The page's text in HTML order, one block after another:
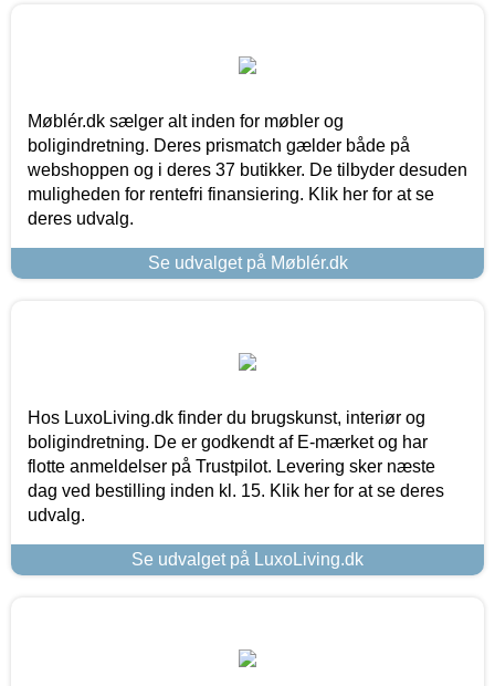
Møblér.dk sælger alt inden for møbler og
boligindretning. Deres prismatch gælder både på
webshoppen og i deres 37 butikker. De tilbyder desuden
muligheden for rentefri finansiering. Klik her for at se
deres udvalg.
Se udvalget på Møblér.dk
Hos LuxoLiving.dk finder du brugskunst, interiør og
boligindretning. De er godkendt af E-mærket og har
flotte anmeldelser på Trustpilot. Levering sker næste
dag ved bestilling inden kl. 15. Klik her for at se deres
udvalg.
Se udvalget på LuxoLiving.dk